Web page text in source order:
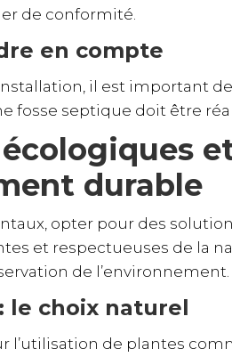
de conformité.
en compte
il est important
fosse septique doit être
durable
opter pour des
et respectueuses de la
de l’environnement.
le choix naturel
l’utilisation de plantes